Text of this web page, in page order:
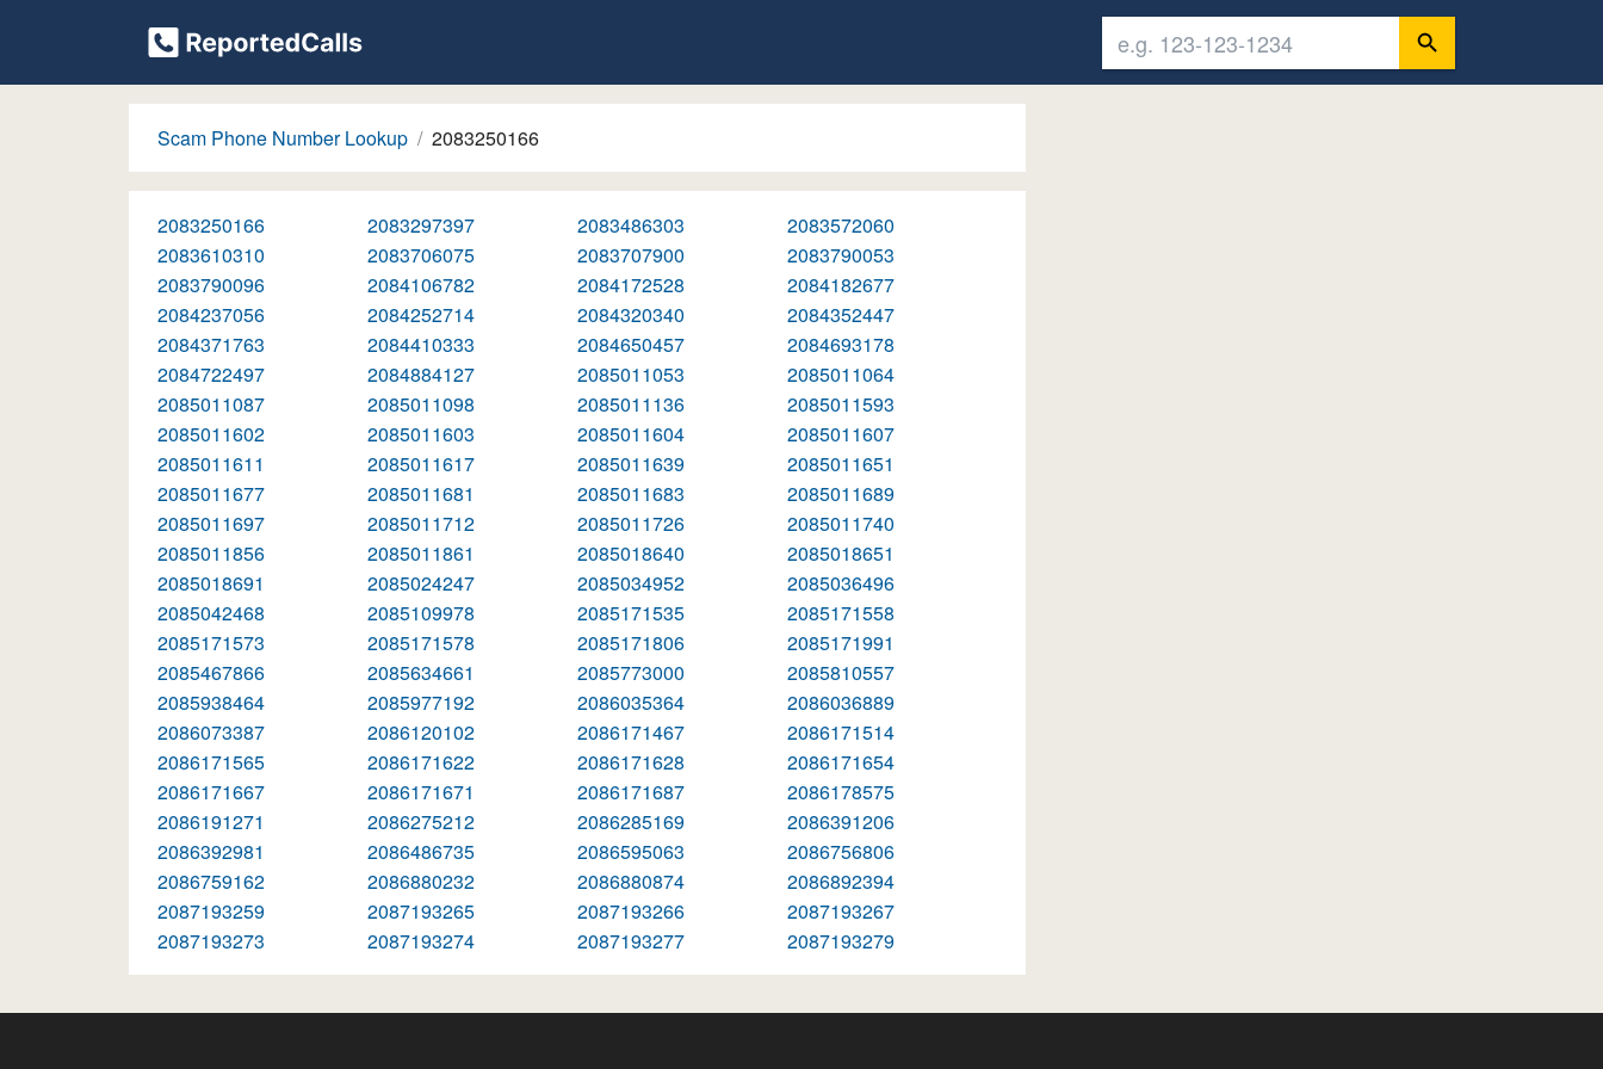
Scam Phone Number Lookup 2083250166
2083250166 2083297397 2083486303
2083572060
2083610310
2083706075 2083707900
2083790053
2083790096
2084106782 2084172528
2084182677
2084237056
2084252714 2084320340
2084352447
2084371763
2084410333 2084650457
2084693178
2084722497
2084884127 2085011053
2085011064
2085011087
2085011098 2085011136
2085011593
2085011602
2085011603 2085011604
2085011607
2085011611
2085011617 2085011639
2085011651
2085011677
2085011681 2085011683
2085011689
2085011697
2085011712 2085011726
2085011740
2085011856
2085011861 2085018640
2085018651
2085018691
2085024247 2085034952
2085036496
2085042468
2085109978 2085171535
2085171558
2085171573
2085171578 2085171806
2085171991
2085467866
2085634661 2085773000
2085810557
2085938464
2085977192 2086035364
2086036889
2086073387
2086120102 2086171467
2086171514
2086171565
2086171622 2086171628
2086171654
2086171667
2086171671 2086171687
2086178575
2086191271
2086275212 2086285169
2086391206
2086392981
2086486735 2086595063
2086756806
2086759162
2086880232 2086880874
2086892394
2087193259
2087193265 2087193266
2087193267
2087193273
2087193274 2087193277 2087193279